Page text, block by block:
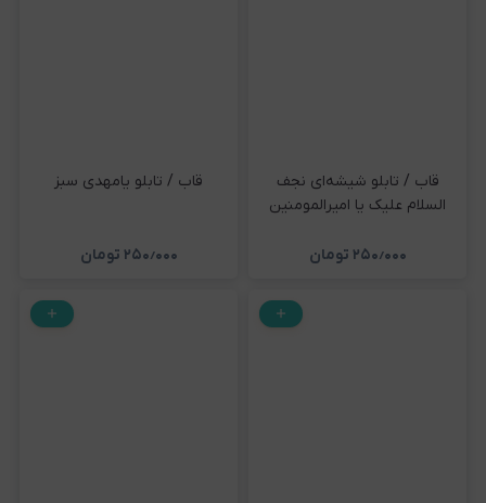
قاب / تابلو شیشه‌ای نجف
السلام علیک یا امیرالمومنین
۲۵۰٫۰۰۰ تومان
قاب / تابلو یامهدی سبز
۲۵۰٫۰۰۰ تومان